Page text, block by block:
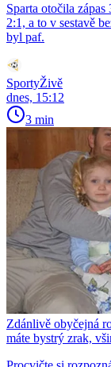
Sparta otočila
2:1, a to v sestavě
byl paf.
SportyŽivě
dnes, 15:12
3 min
Zdánlivě obyčejná
máte bystrý zrak,